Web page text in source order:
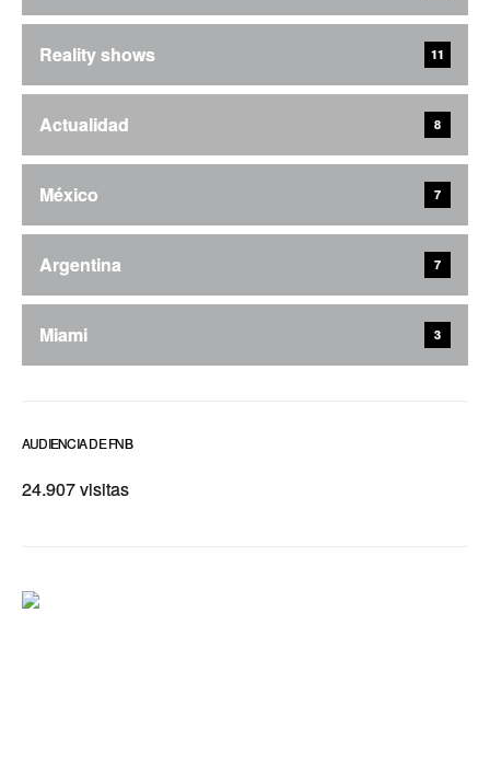
Reality shows 11
Actualidad 8
México 7
Argentina 7
Miami 3
AUDIENCIA DE FNB
24.907 visitas